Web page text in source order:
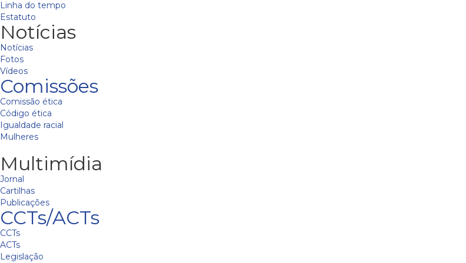
Linha do tempo
Estatuto
Notícias
Notícias
Fotos
Vídeos
Comissões
Comissão ética
Código ética
Igualdade racial
Mulheres
Multimídia
Jornal
Cartilhas
Publicações
CCTs/ACTs
CCTs
ACTs
Legislação